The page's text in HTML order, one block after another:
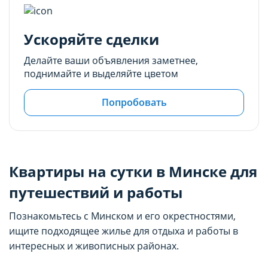
Ускоряйте сделки
Делайте ваши объявления заметнее,
поднимайте и выделяйте цветом
Попробовать
Квартиры на сутки в Минске для
путешествий и работы
Познакомьтесь с Минском и его окрестностями,
ищите подходящее жилье для отдыха и работы в
интересных и живописных районах.